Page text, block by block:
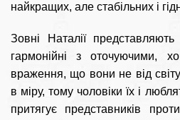
найкращих, але стабільних і
Зовні Наталії
гармонійні з оточуючими,
враження, що вони не від світу
в міру, тому чоловіки їх і
притягує представників